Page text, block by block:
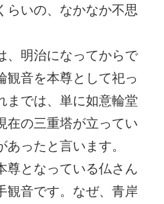
らいの、なかなか不思
、明治になってからで
観音を本尊として祀っ
までは、単に如意輪堂
在の三重塔が立ってい
ったと言います。
尊となっている仏さん
観音です。なぜ、青岸